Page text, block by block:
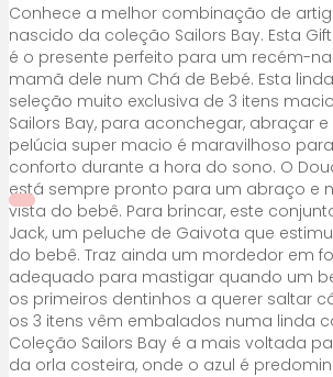
Conhece a melhor combinação de
nascido da coleção Sailors Bay. Esta
é o presente perfeito para um recém-
mamã dele num Chá de Bebé. Esta
seleção muito exclusiva de 3 itens
Sailors Bay, para aconchegar, abraçar
pelúcia super macio é maravilhoso
conforto durante a hora do sono. O
está sempre pronto para um abraço e
vista do bebê. Para brincar, este
Jack, um peluche de Gaivota que
do bebê. Traz ainda um mordedor em
adequado para mastigar quando um
os primeiros dentinhos a querer saltar
os 3 itens vêm embalados numa linda
Coleção Sailors Bay é a mais voltada
da orla costeira, onde o azul é